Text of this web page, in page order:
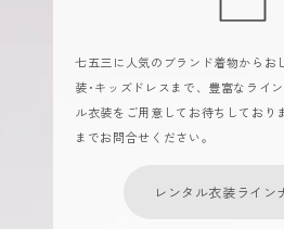
七五三に人気のブランド着物からお
装･キッズドレスまで、豊富なライ
ル衣装をご用意してお待ちしており
までお問合せください。
レンタル衣装ライン